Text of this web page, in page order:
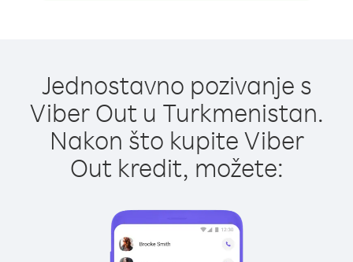
Jednostavno pozivanje s
Viber Out u Turkmenistan.
Nakon što kupite Viber
Out kredit, možete: